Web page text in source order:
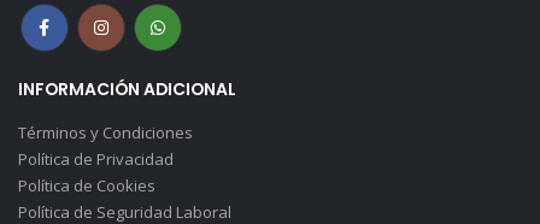
INFORMACIÓN ADICIONAL
Términos y Condiciones
Política de Privacidad
Política de Cookies
Política de Seguridad Laboral